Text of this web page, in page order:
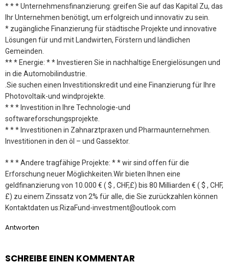
* * * Unternehmensfinanzierung: greifen Sie auf das Kapital Zu, das
Ihr Unternehmen benötigt, um erfolgreich und innovativ zu sein.
* zugängliche Finanzierung für städtische Projekte und innovative
Lösungen für und mit Landwirten, Förstern und ländlichen
Gemeinden.
** * Energie: * * Investieren Sie in nachhaltige Energielösungen und
in die Automobilindustrie.
.Sie suchen einen Investitionskredit und eine Finanzierung für Ihre
Photovoltaik-und windprojekte.
* * * Investition in Ihre Technologie-und
softwareforschungsprojekte.
* * * Investitionen in Zahnarztpraxen und Pharmaunternehmen.
Investitionen in den öl – und Gassektor.
* * * Andere tragfähige Projekte: * * wir sind offen für die
Erforschung neuer Möglichkeiten.Wir bieten Ihnen eine
geldfinanzierung von 10.000 € ( $ , CHF,£) bis 80 Milliarden € ( $ , CHF,
£) zu einem Zinssatz von 2% für alle, die Sie zurückzahlen können
Kontaktdaten us:RizaFund-investment@outlook.com
Antworten
SCHREIBE EINEN KOMMENTAR